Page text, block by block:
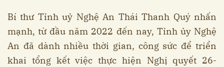
Bí thư Tỉnh uỷ Nghệ An Thái Thanh Quý nhấn
mạnh, từ đầu năm 2022 đến nay, Tỉnh ủy Nghệ
An đã dành nhiều thời gian, công sức để triển
khai tổng kết việc thực hiện Nghị quyết 26-